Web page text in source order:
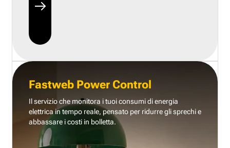
Fastweb Power Control
Il servizio che monitora i tuoi consumi di energia
elettrica in tempo reale, pensato per ridurre gli sprechi e
abbassare i costi in bolletta.